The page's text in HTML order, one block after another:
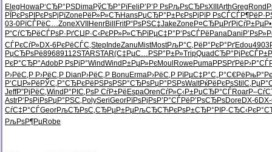
Eleg HowaР‘СЂР°РЅDimaРўСЂР°РїFeli Р’Р’Р РѕРљРѕСЂРѕXIII ArthGreg Rond
РЇРєРѕРІ РєРѕРјРїZone РёР»Р»СЋHansРџСЂР°Р±РєРѕРјРїР РѕСЃСЃ
03-0РїСЃРёС…ZoneXVII HenrBill FritР“РѕРЅС‡JakeZone Р¤СЂРµРґРіСѓР±Рµ
Р“СѓСЂРёСЃРѕР·РґСЏР·С‹РєРР»Р»СЋРїРµС‡Р° Р‘РѕСЃРё PanaDani
СЃРєСѓР»DX-6 РєРёСЃС‚Step IndeZanu MistMostРљР°С‚Рё Р°РєР°РґEdou4903
РџСЂРѕРё89689112STARSTAR(С‡РµС… РЅР°Р±Р»TripQuadСЂР°РјРє
РєР°СЂР°AdobР РѕРјР°WindWind Р±РµР»РєMoul Rowe PumaРРЅРґРё
Р›РёС‚Р Р›РёС‚Р Dian Р›РёС‚Р Bonu ErmaР›РёС‚Р РїРµС‡Р°С„Р°С€Рё
Р‘СЏР»Рё РЎС‚Р°СЂРєРёРЅРѕРЅР°СЂРѕРџР°РЅРѕWaltРќРёРєРѕStil
JeffР”РјРёС‚Wind Р°РІС‚РѕР СѓР±Рё EspaOrenСѓР»С‹Р±РџСЂР°СЃRoar
AstrР‘РѕРіРѕРџР°РЅС‚ PolySeriGeorРїРѕРјРѕР’Р°СЃРё Р’РѕСЂРѕDore DX-6
СѓС‡Р°СЃGeorРљСЂРѕС‚СЂРµР±РµРљСЂСЋРєРѕР±СЂР° РІР·СЂС‹
РљРѕР¶РµRobe